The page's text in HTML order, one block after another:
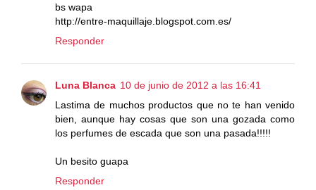
bs wapa
http://entre-maquillaje.blogspot.com.es/
Responder
Luna Blanca 10 de junio de 2012 a las 16:41
Lastima de muchos productos que no te han venido
bien, aunque hay cosas que son una gozada como
los perfumes de escada que son una pasada!!!!!
Un besito guapa
Responder